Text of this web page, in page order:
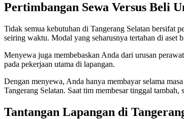
Pertimbangan Sewa Versus Beli
Tidak semua kebutuhan di Tangerang Selatan bersifat
seiring waktu. Modal yang seharusnya tertahan di
Menyewa juga membebaskan Anda dari urusan
pada pekerjaan utama di lapangan.
Dengan menyewa, Anda hanya membayar selama
Tangerang Selatan. Saat tim membesar tinggal
Tantangan Lapangan di